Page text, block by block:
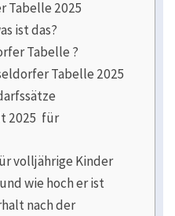
Tabelle 2025
ist das?
Tabelle ?
Tabelle 2025
2025 für
volljährige Kinder
wie hoch er ist
nach der